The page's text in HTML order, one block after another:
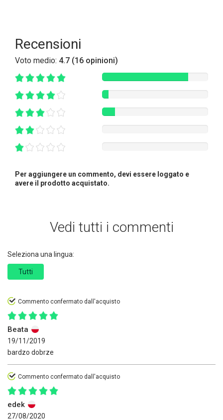
Recensioni
Voto medio: 4.7 (16 opinioni)
Per aggiungere un commento, devi essere loggato e
avere il prodotto acquistato.
Vedi tutti i commenti
Seleziona una lingua:
Tutti
Commento confermato dall'acquisto
Beata
19/11/2019
bardzo dobrze
Commento confermato dall'acquisto
edek
27/08/2020